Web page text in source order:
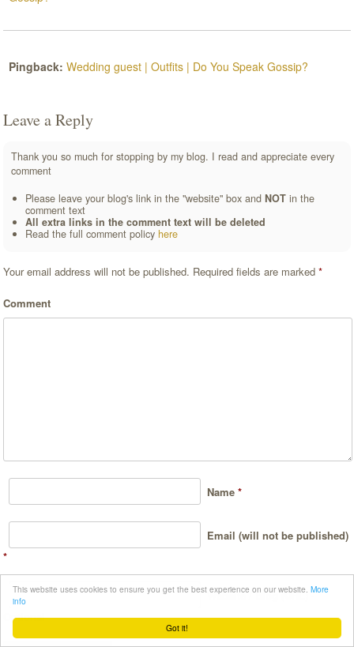
Got it!
This website uses cookies to ensure you get the best experience on our website. More
info
Pingback:Wedding guest | Outfits | Do You Speak Gossip?
Leave a Reply
Thank you so much for stopping by my blog. I read and appreciate every
comment
Please leave your blog's link in the "website" box andNOT in the
comment text
All extra links in the comment text will be deleted
Read the full comment policyhere
Your email address will not be published. Required fields are marked*
Comment
Name*
Email (will not be published)
*
Website / Blog (URL) -
Optional